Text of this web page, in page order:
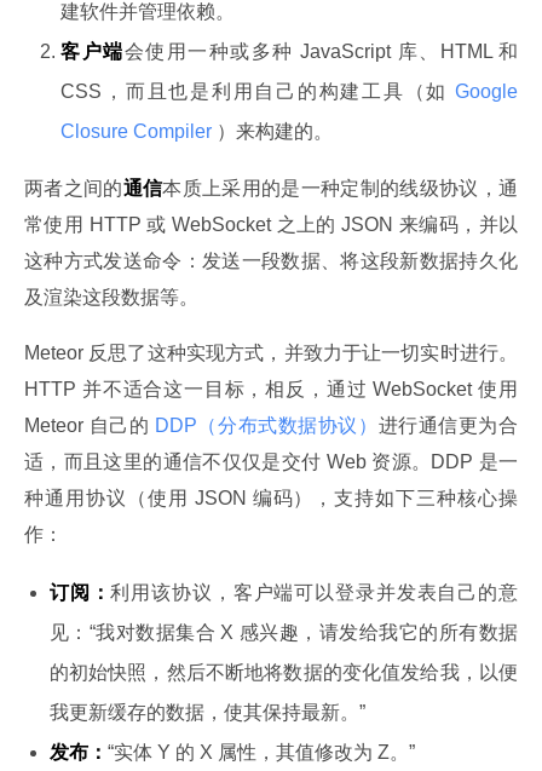
建软件并管理依赖。
客户端会使用一种或多种 JavaScript 库、HTML 和
CSS，而且也是利用自己的构建工具（如 Google
Closure Compiler ）来构建的。
两者之间的通信本质上采用的是一种定制的线级协议，通
常使用 HTTP 或 WebSocket 之上的 JSON 来编码，并以
这种方式发送命令：发送一段数据、将这段新数据持久化
及渲染这段数据等。
Meteor 反思了这种实现方式，并致力于让一切实时进行。
HTTP 并不适合这一目标，相反，通过 WebSocket 使用
Meteor 自己的 DDP（分布式数据协议） 进行通信更为合
适，而且这里的通信不仅仅是交付 Web 资源。DDP 是一
种通用协议（使用 JSON 编码），支持如下三种核心操
作：
订阅：利用该协议，客户端可以登录并发表自己的意
见：“我对数据集合 X 感兴趣，请发给我它的所有数据
的初始快照，然后不断地将数据的变化值发给我，以便
我更新缓存的数据，使其保持最新。”
发布： “实体 Y 的 X 属性，其值修改为 Z。”